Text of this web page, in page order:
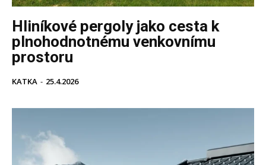
Hliníkové pergoly jako cesta k
plnohodnotnému venkovnímu
prostoru
KATKA - 25.4.2026